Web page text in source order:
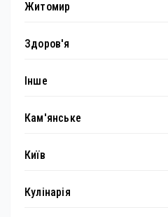
Житомир
Здоров'я
Інше
Кам'янське
Київ
Кулінарія